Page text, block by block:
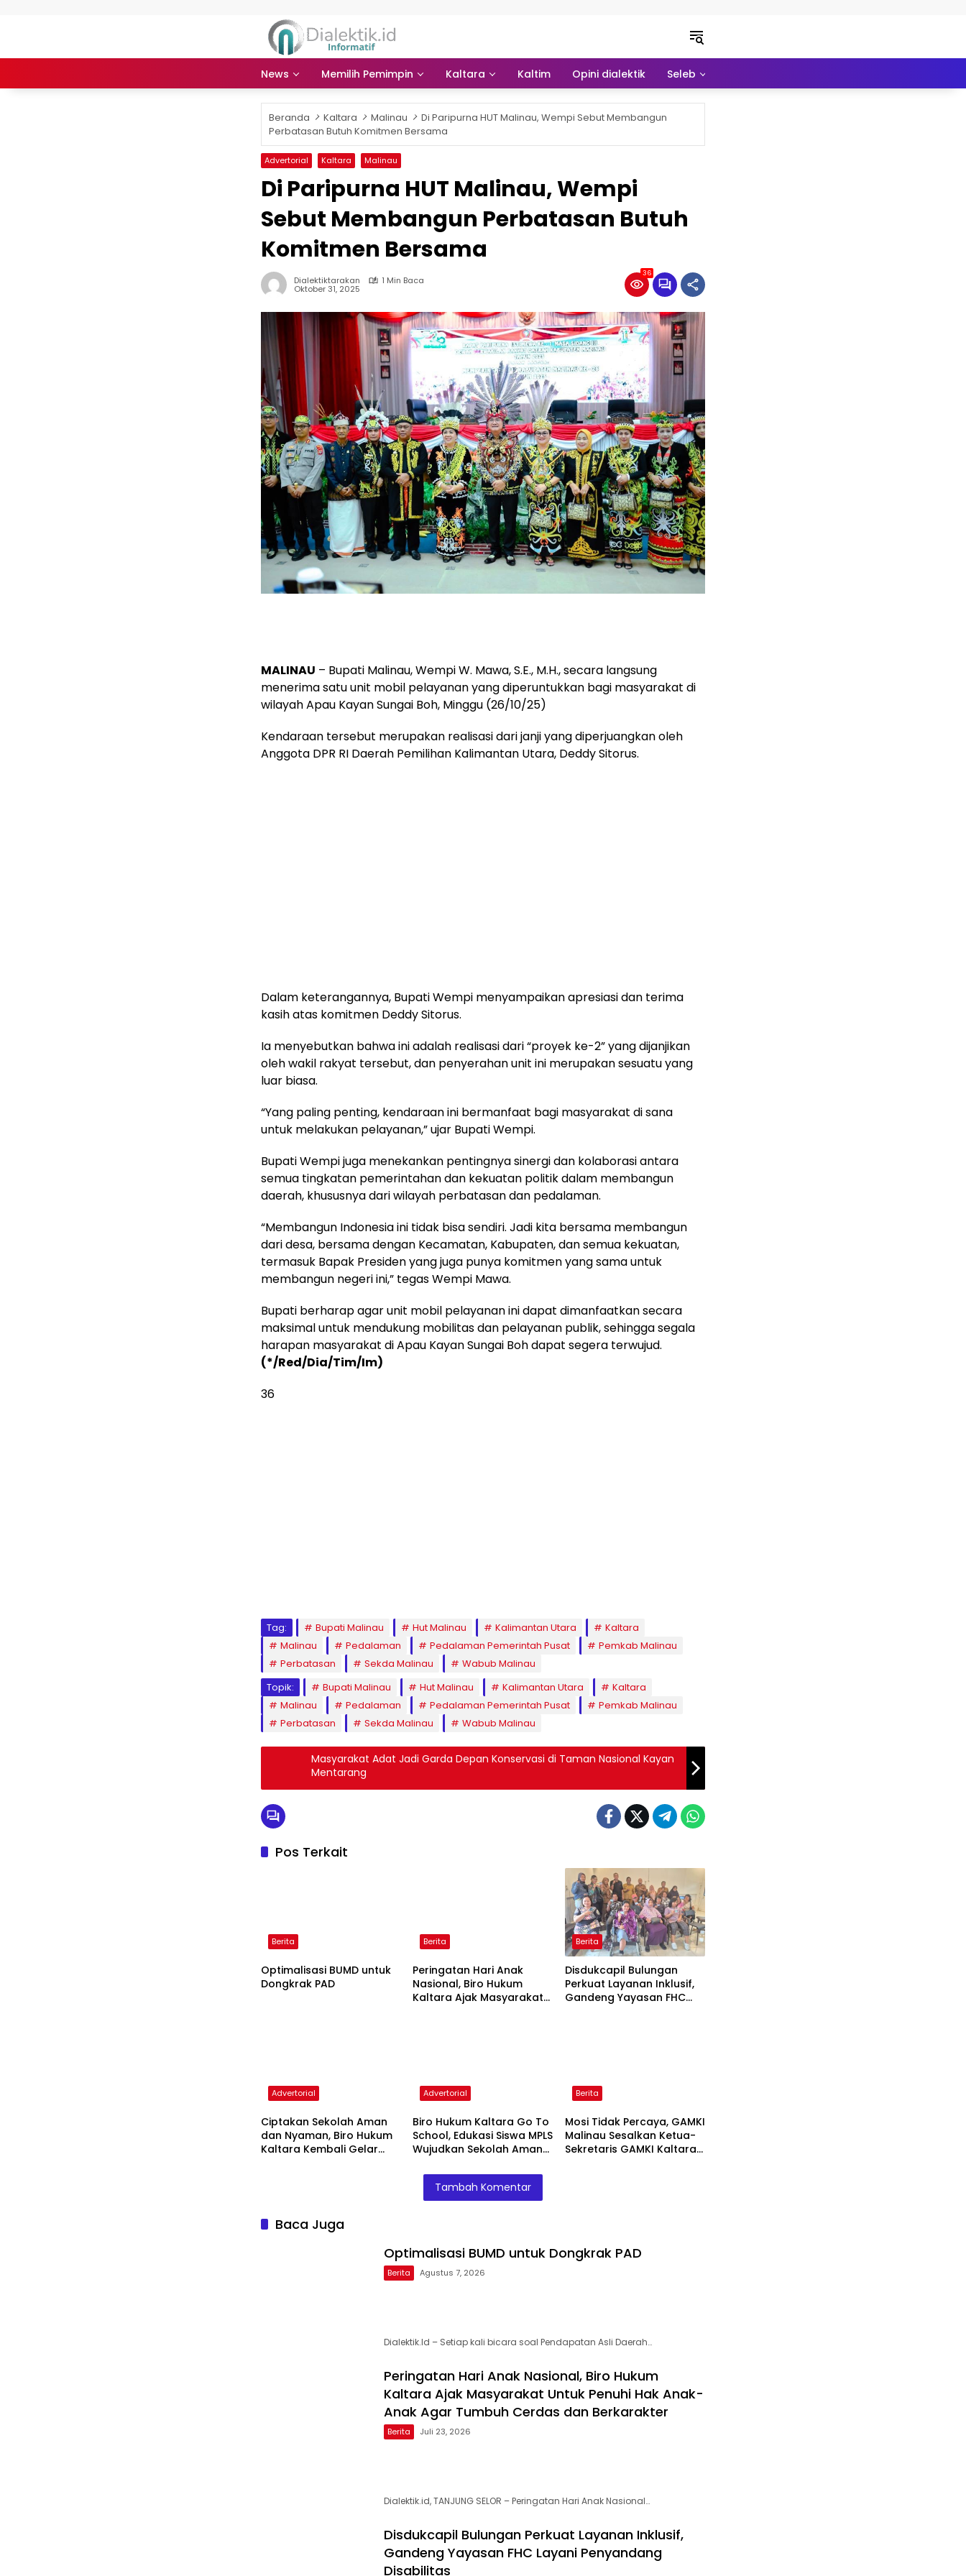
News Memilih Pemimpin Kaltara Kaltim Opini dialektik Seleb
Beranda Kaltara Malinau
Di Paripurna HUT Malinau, Wempi Sebut Membangun
Perbatasan Butuh Komitmen Bersama
Advertorial Kaltara Malinau
Di Paripurna HUT Malinau, Wempi
Sebut Membangun Perbatasan Butuh
Komitmen Bersama
Dialektiktarakan 1 Min Baca
Oktober 31, 2025
36
MALINAU – Bupati Malinau, Wempi W. Mawa, S.E., M.H., secara langsung
menerima satu unit mobil pelayanan yang diperuntukkan bagi masyarakat di
wilayah Apau Kayan Sungai Boh, Minggu (26/10/25)
Kendaraan tersebut merupakan realisasi dari janji yang diperjuangkan oleh
Anggota DPR RI Daerah Pemilihan Kalimantan Utara, Deddy Sitorus.
Dalam keterangannya, Bupati Wempi menyampaikan apresiasi dan terima
kasih atas komitmen Deddy Sitorus.
Ia menyebutkan bahwa ini adalah realisasi dari “proyek ke-2” yang dijanjikan
oleh wakil rakyat tersebut, dan penyerahan unit ini merupakan sesuatu yang
luar biasa.
“Yang paling penting, kendaraan ini bermanfaat bagi masyarakat di sana
untuk melakukan pelayanan,” ujar Bupati Wempi.
Bupati Wempi juga menekankan pentingnya sinergi dan kolaborasi antara
semua tingkatan pemerintahan dan kekuatan politik dalam membangun
daerah, khususnya dari wilayah perbatasan dan pedalaman.
“Membangun Indonesia ini tidak bisa sendiri. Jadi kita bersama membangun
dari desa, bersama dengan Kecamatan, Kabupaten, dan semua kekuatan,
termasuk Bapak Presiden yang juga punya komitmen yang sama untuk
membangun negeri ini,” tegas Wempi Mawa.
Bupati berharap agar unit mobil pelayanan ini dapat dimanfaatkan secara
maksimal untuk mendukung mobilitas dan pelayanan publik, sehingga segala
harapan masyarakat di Apau Kayan Sungai Boh dapat segera terwujud.
(*/Red/Dia/Tim/Im)
36
Tag: Bupati Malinau Hut Malinau Kalimantan Utara
Kaltara
Malinau
Pedalaman Pedalaman Pemerintah Pusat
Pemkab Malinau
Perbatasan
Sekda Malinau
Wabub Malinau
Topik:
Bupati Malinau Hut Malinau Kalimantan Utara
Kaltara
Malinau
Pedalaman Pedalaman Pemerintah Pusat
Pemkab Malinau
Perbatasan
Sekda Malinau Wabub Malinau
Masyarakat Adat Jadi Garda Depan Konservasi di Taman Nasional Kayan
Mentarang
Pos Terkait
Berita
Optimalisasi BUMD untuk
Dongkrak PAD
Berita
Peringatan Hari Anak
Nasional, Biro Hukum
Kaltara Ajak Masyarakat
Berita
Disdukcapil Bulungan
Perkuat Layanan Inklusif,
Gandeng Yayasan FHC
Advertorial
Ciptakan Sekolah Aman
dan Nyaman, Biro Hukum
Kaltara Kembali Gelar
Advertorial
Biro Hukum Kaltara Go To
School, Edukasi Siswa MPLS
Wujudkan Sekolah Aman
Berita
Mosi Tidak Percaya, GAMKI
Malinau Sesalkan Ketua-
Sekretaris GAMKI Kaltara
Tambah Komentar
Baca Juga
Optimalisasi BUMD untuk Dongkrak PAD
Berita Agustus 7, 2026
Dialektik.Id – Setiap kali bicara soal Pendapatan Asli Daerah…
Peringatan Hari Anak Nasional, Biro Hukum
Kaltara Ajak Masyarakat Untuk Penuhi Hak Anak-
Anak Agar Tumbuh Cerdas dan Berkarakter
Berita Juli 23, 2026
Dialektik.id, TANJUNG SELOR – Peringatan Hari Anak Nasional…
Disdukcapil Bulungan Perkuat Layanan Inklusif,
Gandeng Yayasan FHC Layani Penyandang
Disabilitas